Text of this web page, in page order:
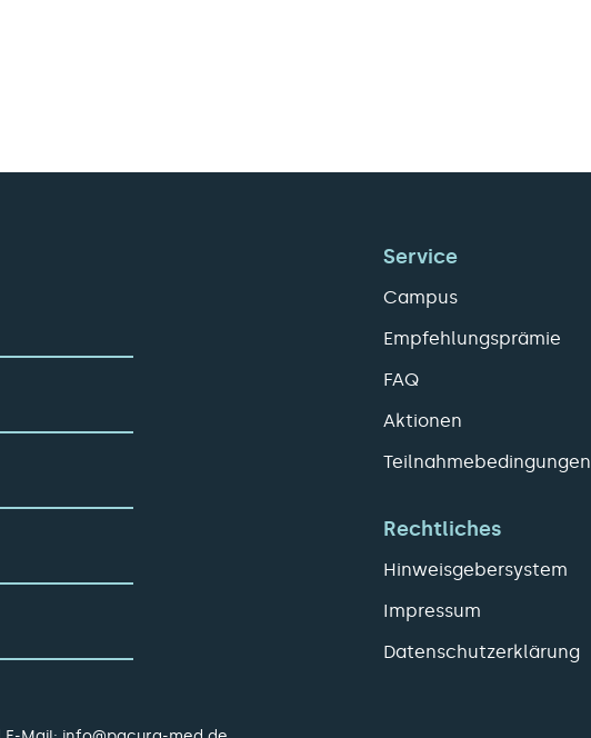
Service
Campus
Empfehlungsprämie
FAQ
Aktionen
Teilnahmebedingungen
Rechtliches
Hinweisgebersystem
Impressum
Datenschutzerklärung